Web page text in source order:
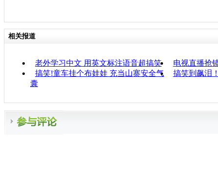
相关报道
老外学习中文 用英文标注语音超搞笑
电视直播抢
搞笑!童车挂个布娃娃 充当山寨安全气
囊
搞笑到飙泪